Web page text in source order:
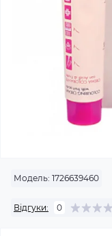
Модель: 1726639460
Відгуки: 0